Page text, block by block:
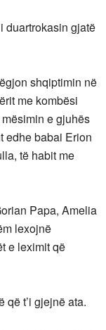
duartrokasin gjatë
shqiptimin në
me kombësi
e gjuhës
edhe babai Erion
të habit me
Papa, Amelia
lexojnë
e leximit që
që t’i gjejnë ata.